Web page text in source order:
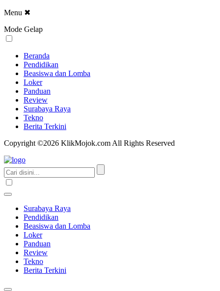
Menu ✖
Mode Gelap
Beranda
Pendidikan
Beasiswa dan Lomba
Loker
Panduan
Review
Surabaya Raya
Tekno
Berita Terkini
Copyright ©2026 KlikMojok.com All Rights Reserved
Surabaya Raya
Pendidikan
Beasiswa dan Lomba
Loker
Panduan
Review
Tekno
Berita Terkini